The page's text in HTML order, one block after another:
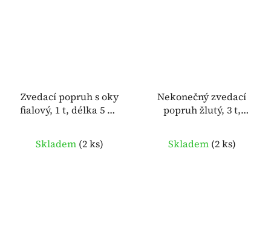
Zvedací popruh s oky
fialový, 1 t, délka 5 m,
Skladem (2 ks)
Nekonečný zvedací
popruh žlutý, 3 t,
Skladem (2 ks)